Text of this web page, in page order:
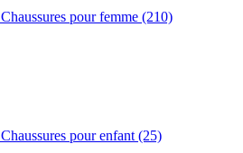
Chaussures pour femme (210)
Chaussures pour enfant (25)